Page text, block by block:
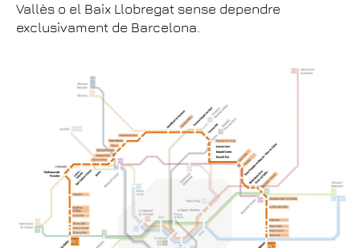
Vallès o el Baix Llobregat sense dependre
exclusivament de Barcelona.